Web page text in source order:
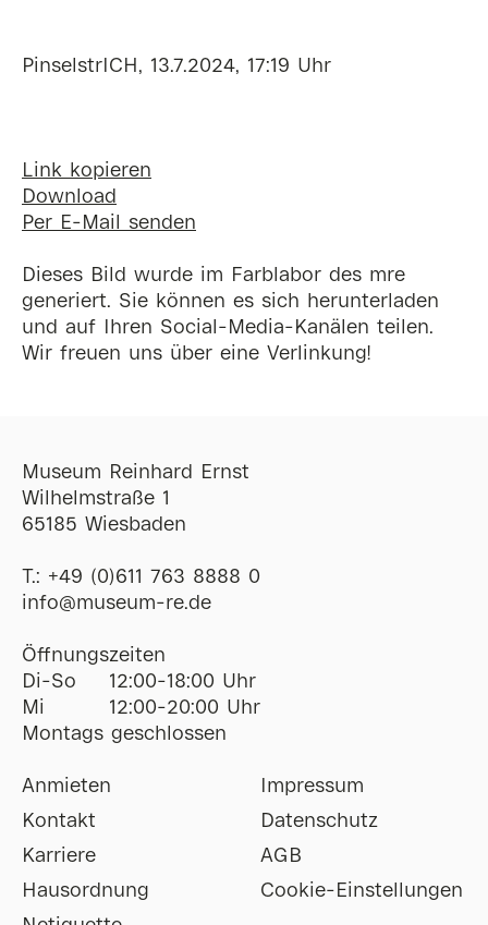
PinselstrICH, 13.7.2024, 17:19 Uhr
Link kopieren
Download
Per E-Mail senden
Dieses Bild wurde im Farblabor des mre
generiert. Sie können es sich herunterladen
und auf Ihren Social-Media-Kanälen teilen.
Wir freuen uns über eine Verlinkung!
Museum Reinhard Ernst
Wilhelmstraße 1
65185 Wiesbaden
T.: +49 (0)611 763 8888 0
ofni@museum-re de
Öffnungszeiten
Di-So
12:00-18:00 Uhr
Mi
12:00-20:00 Uhr
Montags geschlossen
Anmieten
Kontakt
Karriere
Hausordnung
Impressum
Datenschutz
AGB
Cookie-Einstellungen